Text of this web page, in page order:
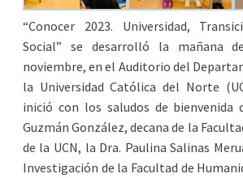
“Conocer 2023. Universidad,
Social” se desarrolló la mañana
noviembre, en el Auditorio del
la Universidad Católica del Norte
inició con los saludos de bienvenida
Guzmán González, decana de la
de la UCN, la Dra. Paulina Salinas
Investigación de la Facultad de